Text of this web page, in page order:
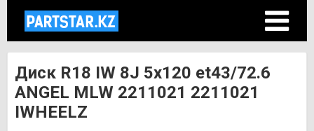
Диск R18 IW 8J 5х120 et43/72.6
ANGEL MLW 2211021 2211021
IWHEELZ